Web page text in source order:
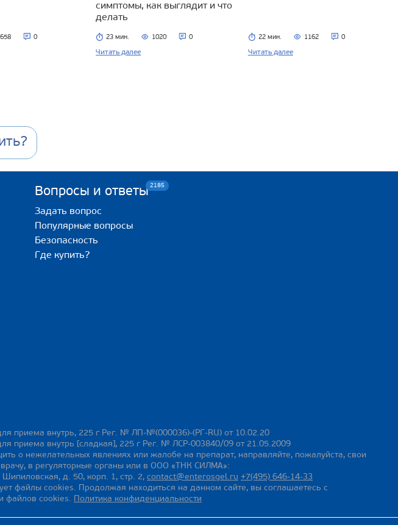
658 0
симптомы, как выглядит и что
делать
23 мин. 1020 0
Читать далее
22 мин. 1162 0
Читать далее
Вопросы и ответы2185
Задать вопрос
Популярные вопросы
Безопасность
Где купить?
приема внутрь, 225 г Рег. № ЛП-№(000036)-(РГ-RU) от 10.02.20
приема внутрь [сладкая], 225 г Рег. № ЛСР-003840/09 от 21.05.2009
о нежелательных явлениях или жалобе на препарат, направляйте, пожалуйста, свои
в регуляторные органы или в ООО «ТНК СИЛМА»:
Шипиловская, д. 50, корп. 1, стр. 2, contact@enterosgel.ru +7(495) 646-14-33
файлы cookies. Продолжая находиться на данном сайте, вы соглашаетесь с
файлов cookies. Политика конфиденциальности